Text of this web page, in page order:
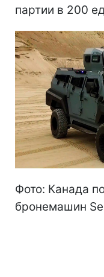
партии в 200
Фото: Канада
бронемашин